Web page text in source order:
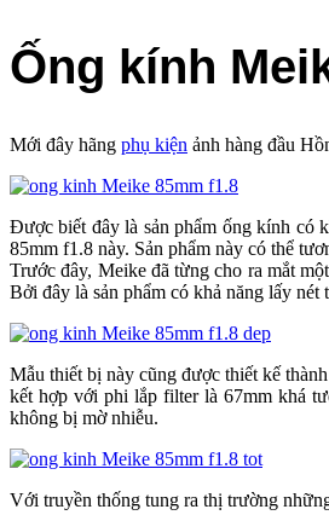
Ống kính
Mới đây hãng phụ kiện ảnh hàng đầu
Được biết đây là sản phẩm ống kính có
85mm f1.8 này. Sản phẩm này có thể
Trước đây, Meike đã từng cho ra mắt
Bởi đây là sản phẩm có khả năng lấy
Mẫu thiết bị này cũng được thiết kế
kết hợp với phi lắp filter là 67mm khá
không bị mờ nhiễu.
Với truyền thống tung ra thị trường